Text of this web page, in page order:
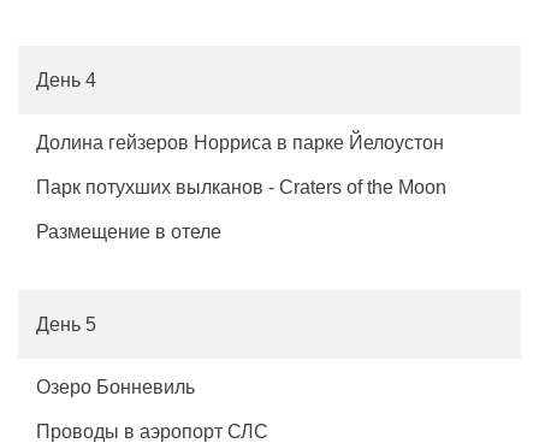
День 4
Долина гейзеров Норриса в парке Йелоустон
Парк потухших вылканов - Craters of the Moon
Размещение в отеле
День 5
Озеро Бонневиль
Проводы в аэропорт СЛС